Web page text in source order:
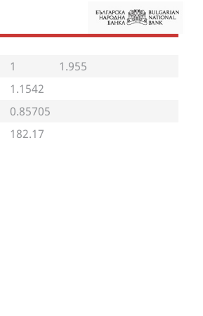
1
1.955
1.1542
0.85705
182.17